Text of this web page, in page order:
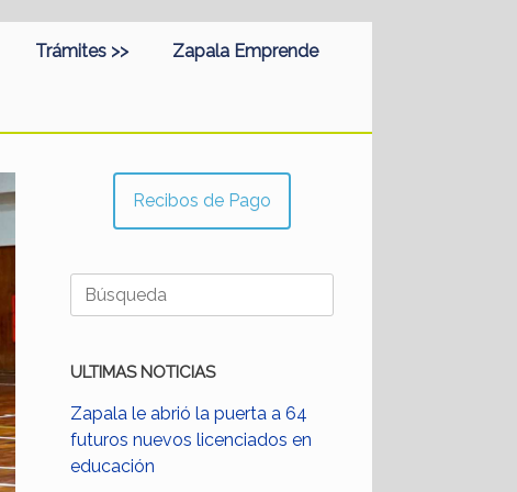
Trámites >> Zapala Emprende
Recibos de Pago
Buscar:
ULTIMAS NOTICIAS
Zapala le abrió la puerta a 64
futuros nuevos licenciados en
educación